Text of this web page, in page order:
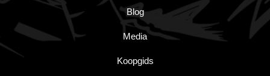
Blog
Media
Koopgids